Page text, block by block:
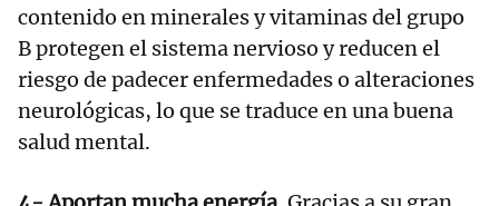
contenido en minerales y vitaminas del grupo
B protegen el sistema nervioso y reducen el
riesgo de padecer enfermedades o alteraciones
neurológicas, lo que se traduce en una buena
salud mental.